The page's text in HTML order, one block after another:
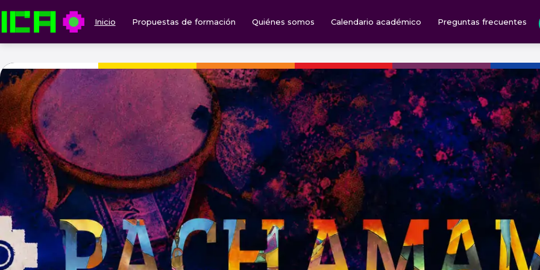
ICA — Instituto de Culturas Aborígenes
Inicio Propuestas de formación Quiénes somos Calendario académico Preguntas frecuentes